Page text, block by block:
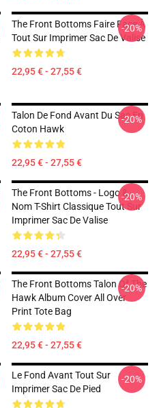
The Front Bottoms Faire Face À
Tout Sur Imprimer Sac De Valise
22,95 € - 27,55 €
-20%
Talon De Fond Avant Du Sac En
Coton Hawk
22,95 € - 27,55 €
-20%
The Front Bottoms - Logo &
Nom T-Shirt Classique Tout Sur
Imprimer Sac De Valise
22,95 € - 27,55 €
-20%
The Front Bottoms Talon Of The
Hawk Album Cover All Over
Print Tote Bag
22,95 € - 27,55 €
-20%
Le Fond Avant Tout Sur
Imprimer Sac De Pied
-20%